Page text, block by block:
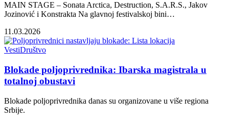
MAIN STAGE – Sonata Arctica, Destruction, S.A.R.S., Jakov
Jozinović i Konstrakta Na glavnoj festivalskoj bini…
11.03.2026
VestiDruštvo
Blokade poljoprivrednika: Ibarska magistrala u
totalnoj obustavi
Blokade poljoprivrednika danas su organizovane u više regiona
Srbije.